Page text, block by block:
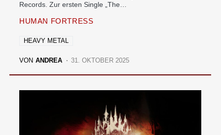
Records. Zur ersten Single „The…
HUMAN FORTRESS
HEAVY METAL
VON ANDREA 31. OKTOBER 2025